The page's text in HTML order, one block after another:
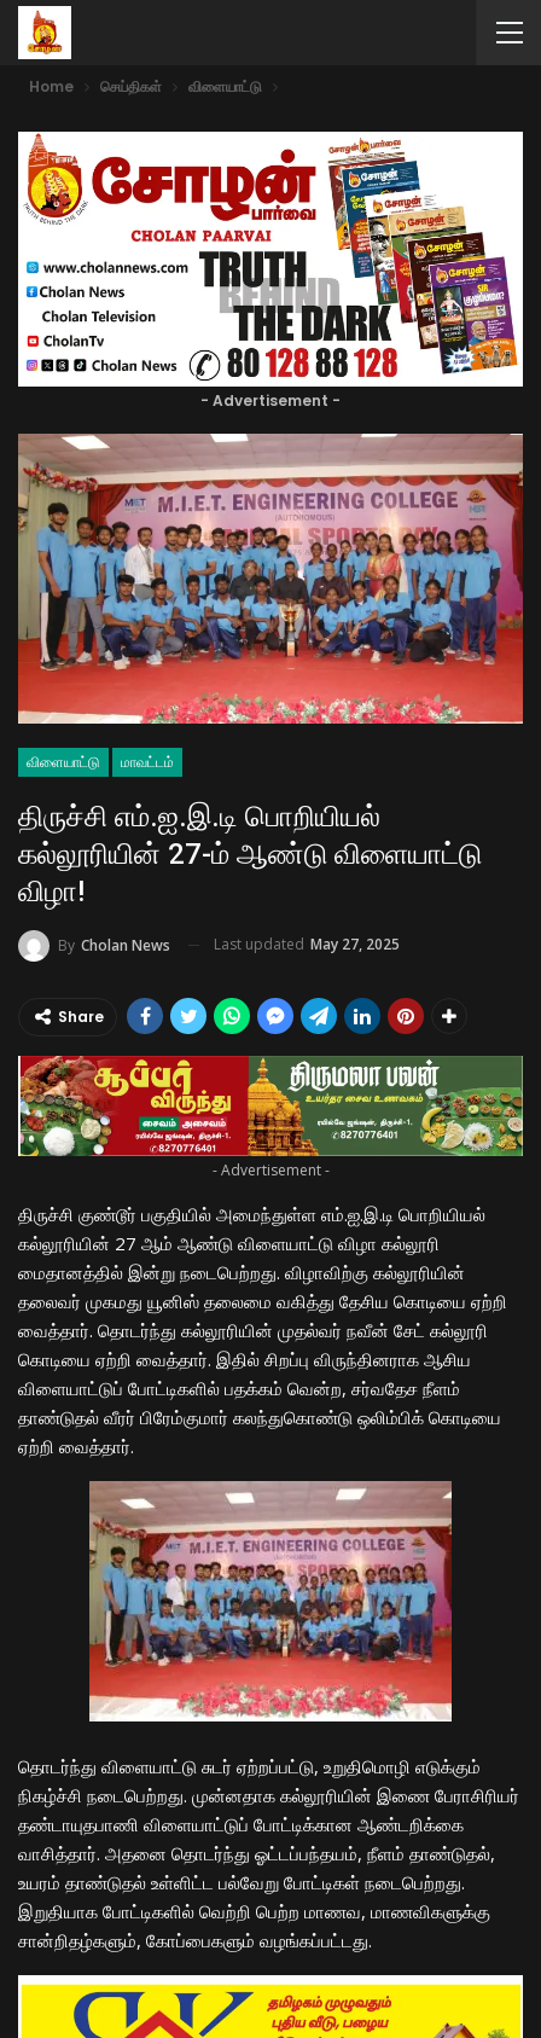
Home செய்திகள் விளையாட்டு
- Advertisement -
விளையாட்டு மாவட்டம்
திருச்சி எம்.ஐ.இ.டி பொறியியல்
கல்லூரியின் 27-ம் ஆண்டு விளையாட்டு
விழா!
By Cholan News Last updated May 27, 2025
Share
- Advertisement -
திருச்சி குண்டூர் பகுதியில் அமைந்துள்ள எம்.ஐ.இ.டி பொறியியல்
கல்லூரியின் 27 ஆம் ஆண்டு விளையாட்டு விழா கல்லூரி
மைதானத்தில் இன்று நடைபெற்றது. விழாவிற்கு கல்லூரியின்
தலைவர் முகமது யூனிஸ் தலைமை வகித்து தேசிய கொடியை ஏற்றி
வைத்தார். தொடர்ந்து கல்லூரியின் முதல்வர் நவீன் சேட் கல்லூரி
கொடியை ஏற்றி வைத்தார். இதில் சிறப்பு விருந்தினராக ஆசிய
விளையாட்டுப் போட்டிகளில் பதக்கம் வென்ற, சர்வதேச நீளம்
தாண்டுதல் வீரர் பிரேம்குமார் கலந்துகொண்டு ஒலிம்பிக் கொடியை
ஏற்றி வைத்தார்.
தொடர்ந்து விளையாட்டு சுடர் ஏற்றப்பட்டு, உறுதிமொழி எடுக்கும்
நிகழ்ச்சி நடைபெற்றது. முன்னதாக கல்லூரியின் இணை பேராசிரியர்
தண்டாயுதபாணி விளையாட்டுப் போட்டிக்கான ஆண்டறிக்கை
வாசித்தார். அதனை தொடர்ந்து ஓட்டப்பந்தயம், நீளம் தாண்டுதல்,
உயரம் தாண்டுதல் உள்ளிட்ட பல்வேறு போட்டிகள் நடைபெற்றது.
இறுதியாக போட்டிகளில் வெற்றி பெற்ற மாணவ, மாணவிகளுக்கு
சான்றிதழ்களும், கோப்பைகளும் வழங்கப்பட்டது.